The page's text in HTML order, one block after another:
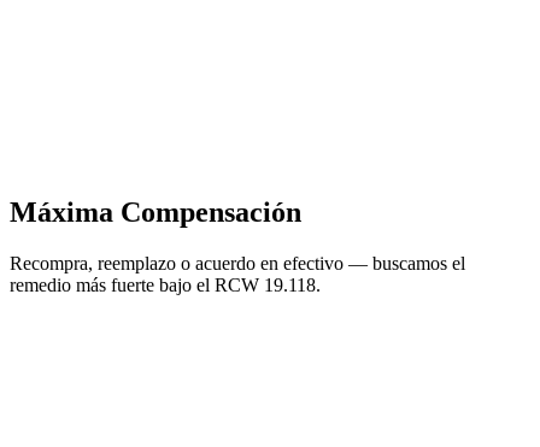
Máxima Compensación
Recompra, reemplazo o acuerdo en efectivo — buscamos el
remedio más fuerte bajo el RCW 19.118.